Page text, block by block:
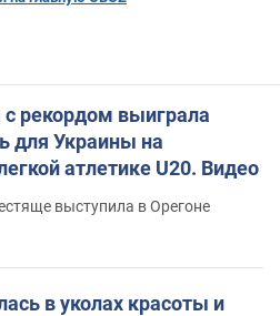
рекордом выиграла
для Украины на
атлетике U20. Видео
выступила в Орегоне
в уколах красоты и